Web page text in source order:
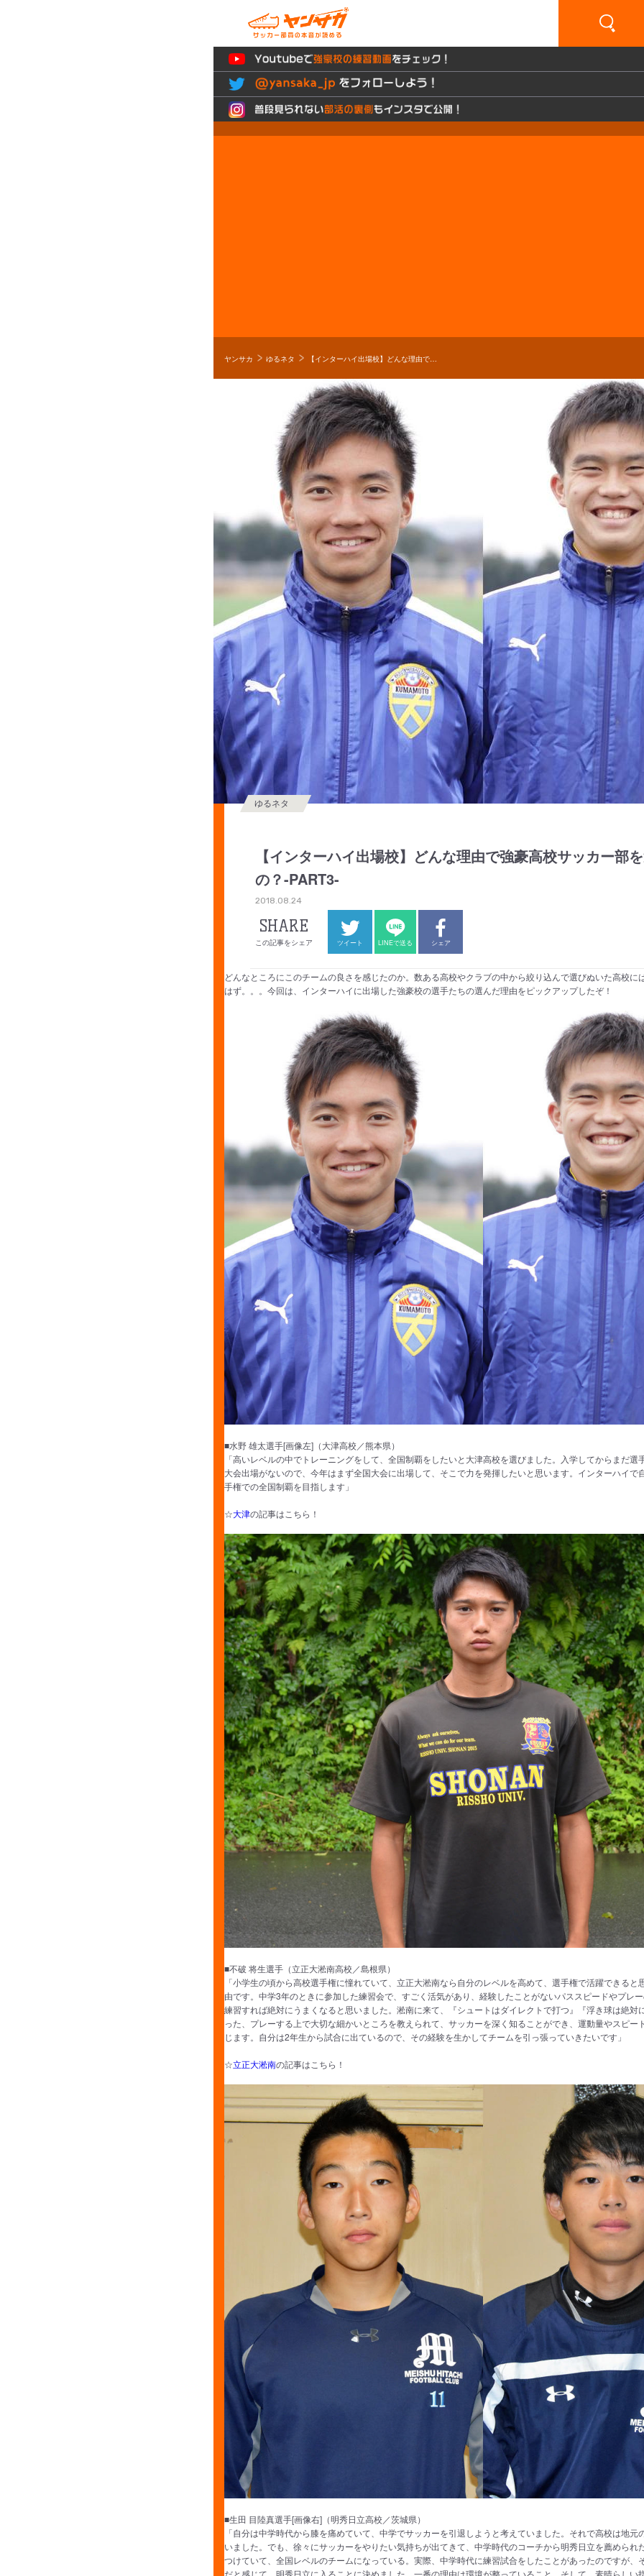
ヤンサカ ゆるネタ 【インターハイ出場校】どんな理由で強豪高校サッカー部を選んだの？-PART3-
【インターハイ出場校】どんな理由で強豪高校サッカー部
の？-PART3-
ゆるネタ
2018.08.24
SHARE
この記事をシェア ツイート LINEで送る シェア
どんなところにこのチームの良さを感じたのか。数ある高校やクラブの中から絞り込んで選びぬいた高校に
はず。。。今回は、インターハイに出場した強豪校の選手たちの選んだ理由をピックアップしたぞ！
■水野 雄太選手[画像左]（大津高校／熊本県）
「高いレベルの中でトレーニングをして、全国制覇をしたいと大津高校を選びました。入学してからまだ選
大会出場がないので、今年はまず全国大会に出場して、そこで力を発揮したいと思います。インターハイで
手権での全国制覇を目指します」
☆大津の記事はこちら！
■不破 将生選手（立正大淞南高校／島根県）
「小学生の頃から高校選手権に憧れていて、立正大淞南なら自分のレベルを高めて、選手権で活躍できると
由です。中学3年のときに参加した練習会で、すごく活気があり、経験したことがないパススピードやプレ
練習すれば絶対にうまくなると思いました。淞南に来て、『シュートはダイレクトで打つ』『浮き球は絶対
った、プレーする上で大切な細かいところを教えられて、サッカーを深く知ることができ、運動量やスピー
じます。自分は2年生から試合に出ているので、その経験を生かしてチームを引っ張っていきたいです」
☆立正大淞南の記事はこちら！
■生田 目陸真選手[画像右]（明秀日立高校／茨城県）
「自分は中学時代から膝を痛めていて、中学でサッカーを引退しようと考えていました。それで高校は地元
いました。でも、徐々にサッカーをやりたい気持ちが出てきて、中学時代のコーチから明秀日立を薦められ
つけていて、全国レベルのチームになっている。実際、中学時代に練習試合をしたことがあったのですが、